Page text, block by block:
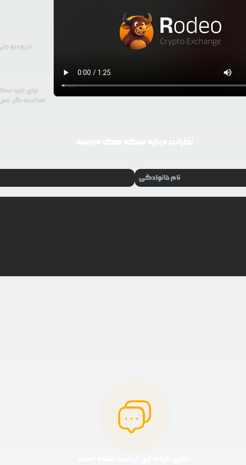
در رودیو حتی با 100 هزار تومان هم امکان معامله و خرید ارز دیجیتال وجود دارد.
برای خرید
محاسبه گر، پس